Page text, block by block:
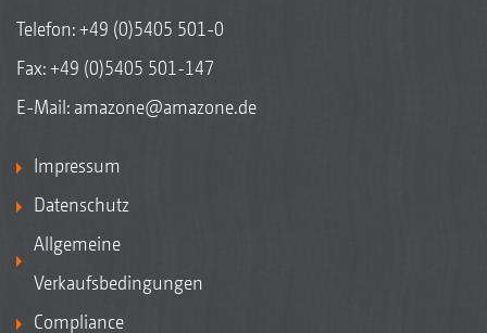
Telefon:+49 (0)5405 501-0
Fax: +49 (0)5405 501-147
E-Mail: amazone@amazone.de
Impressum
Datenschutz
Allgemeine
Verkaufsbedingungen
Compliance